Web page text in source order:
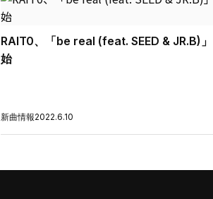
RAIT0、「be real (feat. SEED & JR.B)
始
新曲情報2022.6.10